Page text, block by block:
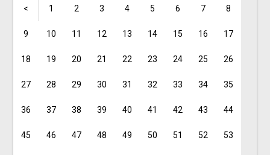
< 1 2 3 4 5 6 7 8
9 10 11 12 13 14 15 16 17
18 19 20 21 22 23 24 25 26
27 28 29 30 31 32 33 34 35
36 37 38 39 40 41 42 43 44
45 46 47 48 49 50 51 52 53